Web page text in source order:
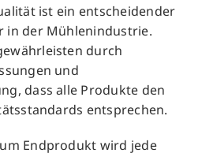
ist ein entscheidender
in der Mühlenindustrie.
durch
und
dass alle Produkte den
entsprechen.
Endprodukt wird jede